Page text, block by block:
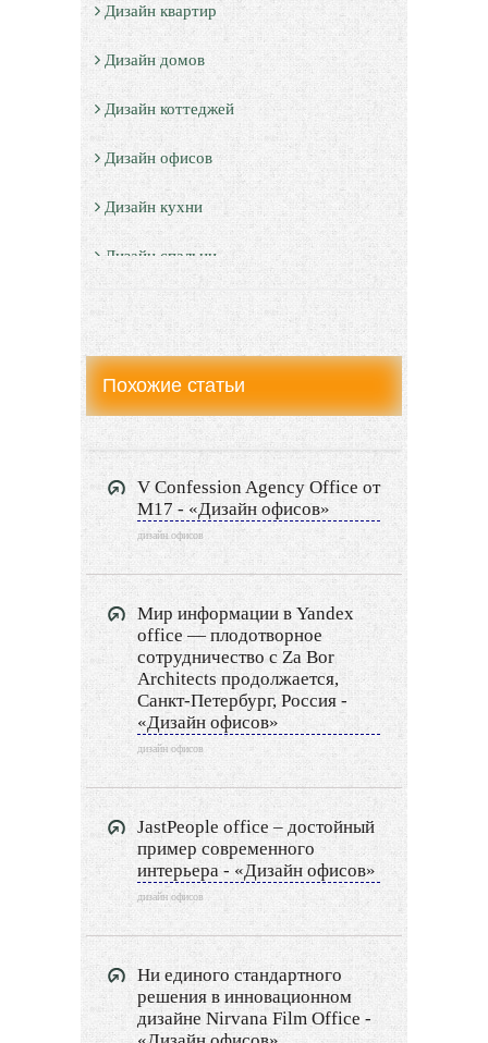
Дизайн квартир
Дизайн домов
Дизайн коттеджей
Дизайн офисов
Дизайн кухни
Дизайн спальни
Дизайн санузлов
Дизайн гостевой
Дизайн детской
Дизайн балкона
Дизайн сауны
Дизайн прихожей
Дизайн гардеробной
Экстерьер
Декор
Двор и сад
Дизайн интерьера
Ландшафтный дизайн
LIMITED EDITION
Видео новости
Похожие статьи
V Confession Agency Office от
M17 - «Дизайн офисов»
дизайн офисов
Мир информации в Yandex
office — плодотворное
сотрудничество с Za Bor
Architects продолжается,
Санкт-Петербург, Россия -
«Дизайн офисов»
дизайн офисов
JastPeople office – достойный
пример современного
интерьера - «Дизайн офисов»
дизайн офисов
Ни единого стандартного
решения в инновационном
дизайне Nirvana Film Office -